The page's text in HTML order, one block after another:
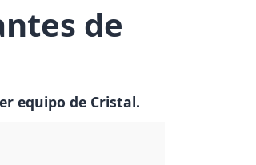
de
equipo de Cristal.